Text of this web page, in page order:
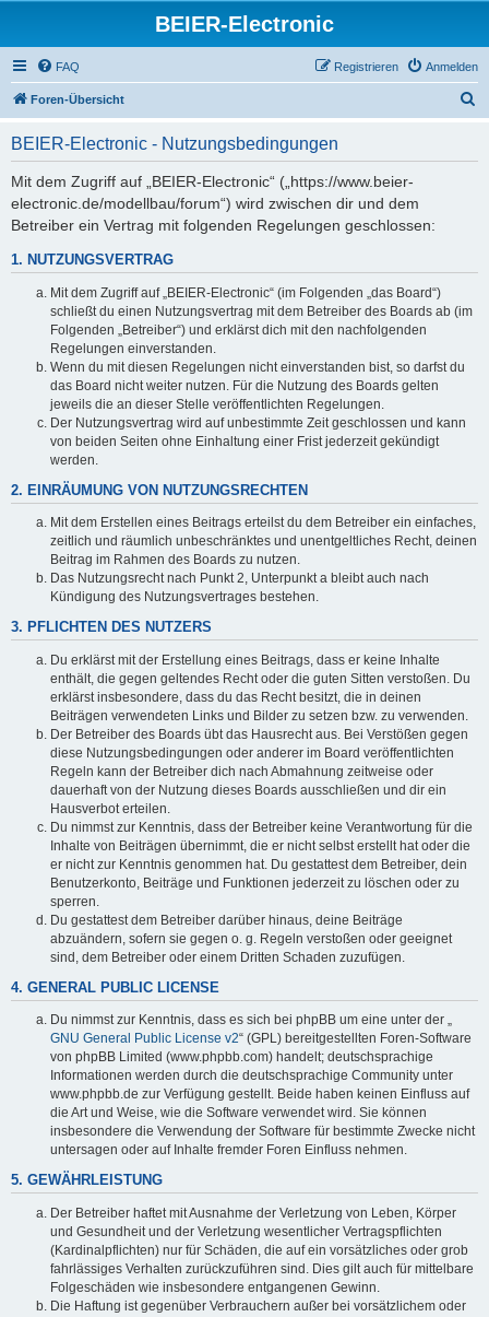
BEIER-Electronic
FAQ Anmelden
Registrieren
Foren-Übersicht
BEIER-Electronic - Nutzungsbedingungen
Mit dem Zugriff auf „BEIER-Electronic“ („https://www.beier-
electronic.de/modellbau/forum“) wird zwischen dir und dem
Betreiber ein Vertrag mit folgenden Regelungen geschlossen:
1. NUTZUNGSVERTRAG
Mit dem Zugriff auf „BEIER-Electronic“ (im Folgenden „das Board“)
schließt du einen Nutzungsvertrag mit dem Betreiber des Boards ab (im
Folgenden „Betreiber“) und erklärst dich mit den nachfolgenden
Regelungen einverstanden.
Wenn du mit diesen Regelungen nicht einverstanden bist, so darfst du
das Board nicht weiter nutzen. Für die Nutzung des Boards gelten
jeweils die an dieser Stelle veröffentlichten Regelungen.
Der Nutzungsvertrag wird auf unbestimmte Zeit geschlossen und kann
von beiden Seiten ohne Einhaltung einer Frist jederzeit gekündigt
werden.
2. EINRÄUMUNG VON NUTZUNGSRECHTEN
Mit dem Erstellen eines Beitrags erteilst du dem Betreiber ein einfaches,
zeitlich und räumlich unbeschränktes und unentgeltliches Recht, deinen
Beitrag im Rahmen des Boards zu nutzen.
Das Nutzungsrecht nach Punkt 2, Unterpunkt a bleibt auch nach
Kündigung des Nutzungsvertrages bestehen.
3. PFLICHTEN DES NUTZERS
Du erklärst mit der Erstellung eines Beitrags, dass er keine Inhalte
enthält, die gegen geltendes Recht oder die guten Sitten verstoßen. Du
erklärst insbesondere, dass du das Recht besitzt, die in deinen
Beiträgen verwendeten Links und Bilder zu setzen bzw. zu verwenden.
Der Betreiber des Boards übt das Hausrecht aus. Bei Verstößen gegen
diese Nutzungsbedingungen oder anderer im Board veröffentlichten
Regeln kann der Betreiber dich nach Abmahnung zeitweise oder
dauerhaft von der Nutzung dieses Boards ausschließen und dir ein
Hausverbot erteilen.
Du nimmst zur Kenntnis, dass der Betreiber keine Verantwortung für die
Inhalte von Beiträgen übernimmt, die er nicht selbst erstellt hat oder die
er nicht zur Kenntnis genommen hat. Du gestattest dem Betreiber, dein
Benutzerkonto, Beiträge und Funktionen jederzeit zu löschen oder zu
sperren.
Du gestattest dem Betreiber darüber hinaus, deine Beiträge
abzuändern, sofern sie gegen o. g. Regeln verstoßen oder geeignet
sind, dem Betreiber oder einem Dritten Schaden zuzufügen.
4. GENERAL PUBLIC LICENSE
Du nimmst zur Kenntnis, dass es sich bei phpBB um eine unter der „
GNU General Public License v2“ (GPL) bereitgestellten Foren-Software
von phpBB Limited (www.phpbb.com) handelt; deutschsprachige
Informationen werden durch die deutschsprachige Community unter
www.phpbb.de zur Verfügung gestellt. Beide haben keinen Einfluss auf
die Art und Weise, wie die Software verwendet wird. Sie können
insbesondere die Verwendung der Software für bestimmte Zwecke nicht
untersagen oder auf Inhalte fremder Foren Einfluss nehmen.
5. GEWÄHRLEISTUNG
Der Betreiber haftet mit Ausnahme der Verletzung von Leben, Körper
und Gesundheit und der Verletzung wesentlicher Vertragspflichten
(Kardinalpflichten) nur für Schäden, die auf ein vorsätzliches oder grob
fahrlässiges Verhalten zurückzuführen sind. Dies gilt auch für mittelbare
Folgeschäden wie insbesondere entgangenen Gewinn.
Die Haftung ist gegenüber Verbrauchern außer bei vorsätzlichem oder